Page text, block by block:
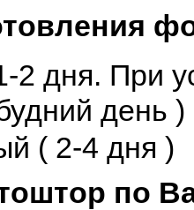
2 дня. При
день )
( 2-4 дня )
по